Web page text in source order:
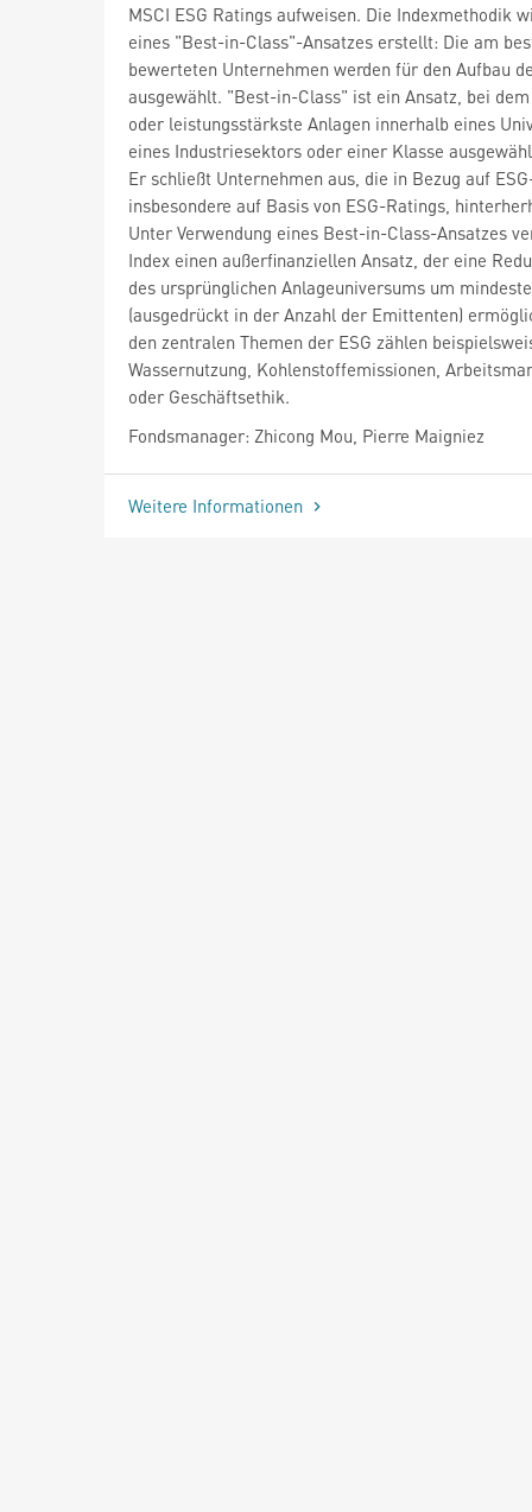
MSCI ESG Ratings aufweisen. Die Indexmethodik
eines "Best-in-Class"-Ansatzes erstellt: Die am
bewerteten Unternehmen werden für den Aufbau
ausgewählt. "Best-in-Class" ist ein Ansatz, bei
oder leistungsstärkste Anlagen innerhalb eines
eines Industriesektors oder einer Klasse
Er schließt Unternehmen aus, die in Bezug auf
insbesondere auf Basis von ESG-Ratings,
Unter Verwendung eines Best-in-Class-Ansatzes
Index einen außerfinanziellen Ansatz, der eine
des ursprünglichen Anlageuniversums um
(ausgedrückt in der Anzahl der Emittenten)
den zentralen Themen der ESG zählen
Wassernutzung, Kohlenstoffemissionen,
oder Geschäftsethik.
Fondsmanager: Zhicong Mou, Pierre Maigniez
Weitere Informationen